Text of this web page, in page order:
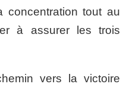
concentration tout au
à assurer les trois
vers la victoire